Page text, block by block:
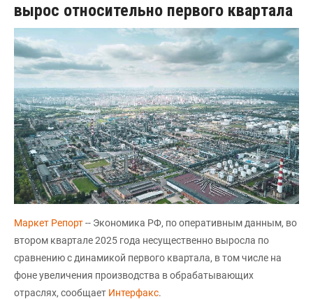
вырос относительно первого квартала
Маркет Репорт-- Экономика РФ, по оперативным данным, во
втором квартале 2025 года несущественно выросла по
сравнению с динамикой первого квартала, в том числе на
фоне увеличения производства в обрабатывающих
отраслях, сообщает Интерфакс.